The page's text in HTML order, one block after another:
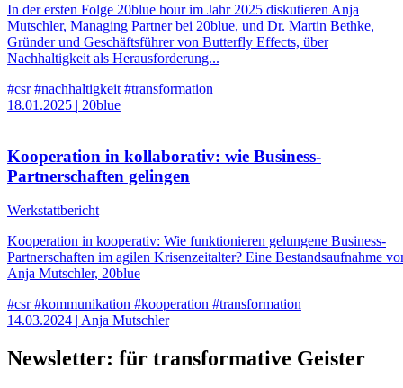
In der ersten Folge 20blue hour im Jahr 2025 diskutieren Anja
Mutschler, Managing Partner bei 20blue, und Dr. Martin Bethke,
Gründer und Geschäftsführer von Butterfly Effects, über
Nachhaltigkeit als Herausforderung...
#csr #nachhaltigkeit #transformation
18.01.2025 | 20blue
Kooperation in kollaborativ: wie Business-
Partnerschaften gelingen
Werkstattbericht
Kooperation in kooperativ: Wie funktionieren gelungene Business-
Partnerschaften im agilen Krisenzeitalter? Eine Bestandsaufnahme
Anja Mutschler, 20blue
#csr #kommunikation #kooperation #transformation
14.03.2024 | Anja Mutschler
Newsletter: für transformative Geister